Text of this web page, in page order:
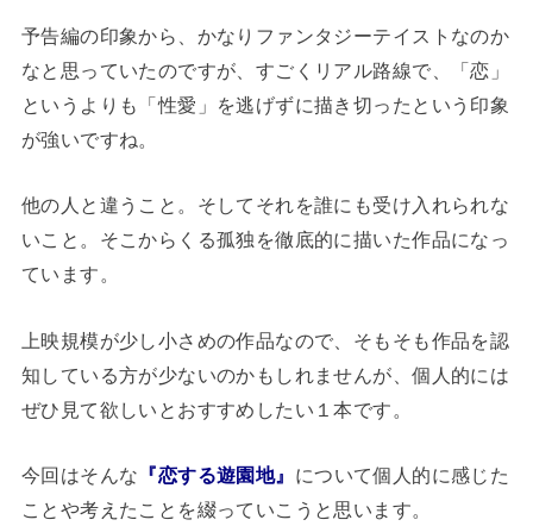
予告編の印象から、かなりファンタジーテイストなのか
なと思っていたのですが、すごくリアル路線で、「恋」
というよりも「性愛」を逃げずに描き切ったという印象
が強いですね。
他の人と違うこと。そしてそれを誰にも受け入れられな
いこと。そこからくる孤独を徹底的に描いた作品になっ
ています。
上映規模が少し小さめの作品なので、そもそも作品を認
知している方が少ないのかもしれませんが、個人的には
ぜひ見て欲しいとおすすめしたい１本です。
今回はそんな 『恋する遊園地』 について個人的に感じた
ことや考えたことを綴っていこうと思います。